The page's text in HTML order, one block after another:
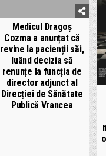
Medicul Dragoș
Cozma a anunțat că
revine la pacienții săi,
luând decizia să
renunțe la funcția de
director adjunct al
Direcției de Sănătate
Publică Vrancea